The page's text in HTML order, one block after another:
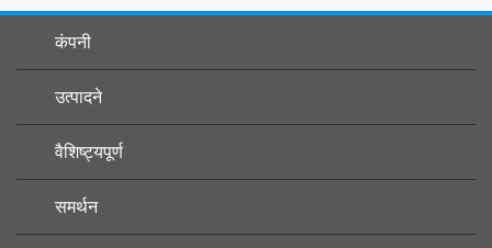
कंपनी
उत्पादने
वैशिष्ट्यपूर्ण
समर्थन